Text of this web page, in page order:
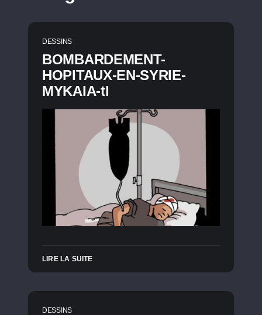
DESSINS
BOMBARDEMENT-
HOPITAUX-EN-SYRIE-
MYKAIA-tl
LIRE LA SUITE
DESSINS